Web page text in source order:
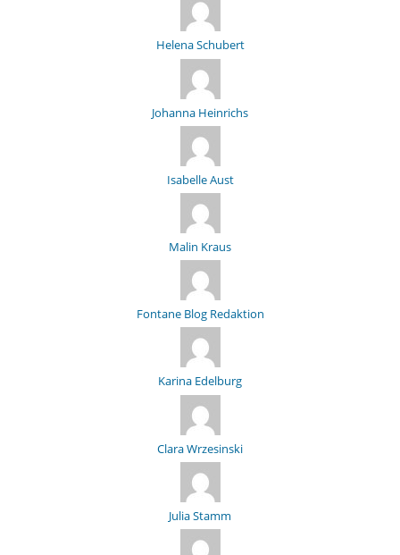
Helena Schubert
Johanna Heinrichs
Isabelle Aust
Malin Kraus
Fontane Blog Redaktion
Karina Edelburg
Clara Wrzesinski
Julia Stamm